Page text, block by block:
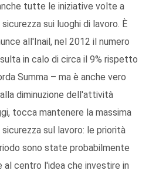
tutte le iniziative volte a
sui luoghi di lavoro. È
all'Inail, nel 2012 il numero
in calo di circa il 9% rispetto
Summa – ma è anche vero
diminuzione dell'attività
tocca mantenere la massima
sul lavoro: le priorità
sono state probabilmente
centro l'idea che investire in